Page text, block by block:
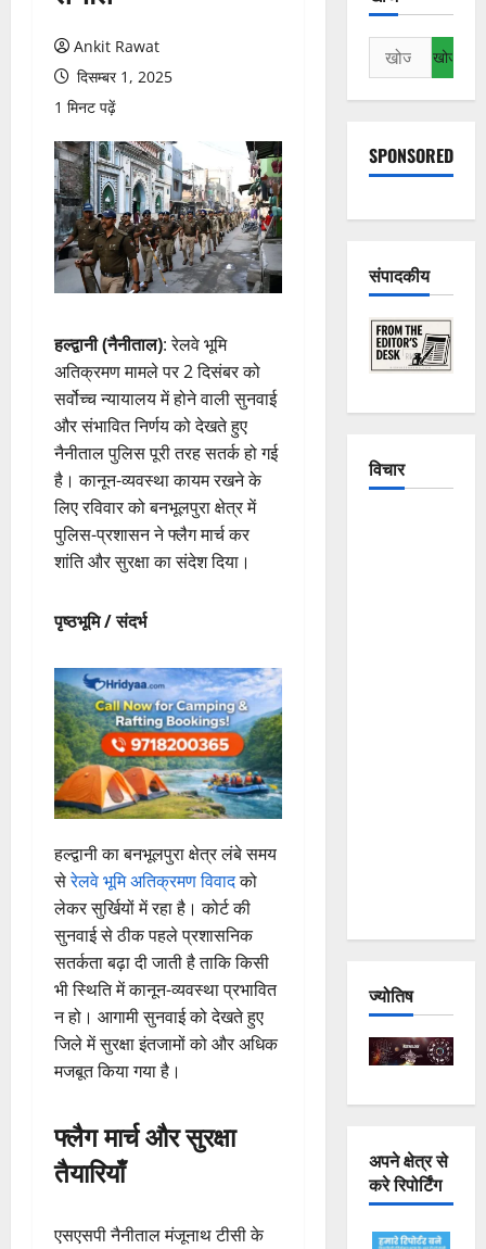
Ankit Rawat
दिसम्बर 1, 2025
1 मिनट पढ़ें
हल्द्वानी (नैनीताल): रेलवे भूमि
अतिक्रमण मामले पर 2 दिसंबर को
सर्वोच्च न्यायालय में होने वाली सुनवाई
और संभावित निर्णय को देखते हुए
नैनीताल पुलिस पूरी तरह सतर्क हो गई
है। कानून-व्यवस्था कायम रखने के
लिए रविवार को बनभूलपुरा क्षेत्र में
पुलिस-प्रशासन ने फ्लैग मार्च कर
शांति और सुरक्षा का संदेश दिया।
पृष्ठभूमि / संदर्भ
हल्द्वानी का बनभूलपुरा क्षेत्र लंबे समय
सेरेलवे भूमि अतिक्रमण विवादको
लेकर सुर्खियों में रहा है। कोर्ट की
सुनवाई से ठीक पहले प्रशासनिक
सतर्कता बढ़ा दी जाती है ताकि किसी
भी स्थिति में कानून-व्यवस्था प्रभावित
न हो। आगामी सुनवाई को देखते हुए
जिले में सुरक्षा इंतजामों को और अधिक
मजबूत किया गया है।
फ्लैग मार्च और सुरक्षा
तैयारियाँ
एसएसपी नैनीताल मंजूनाथ टीसी के
निम्न
को
खोजें:
SPONSORED
संपादकीय
विचार
ज्योतिष
अपने क्षेत्र से
करे रिपोर्टिंग